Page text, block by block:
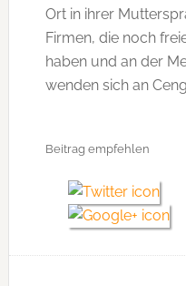
Ort in ihrer
Firmen, die noch
haben und an der
wenden sich an
Beitrag empfehlen